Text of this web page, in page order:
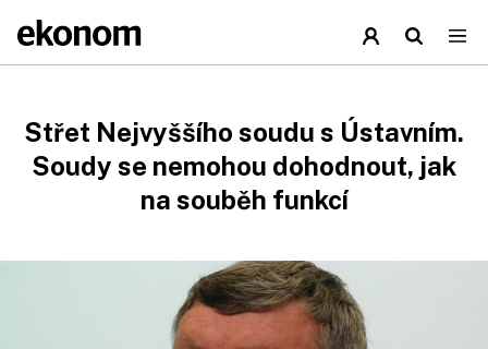
Střet Nejvyššího soudu s Ústavním.
Soudy se nemohou dohodnout, jak
na souběh funkcí